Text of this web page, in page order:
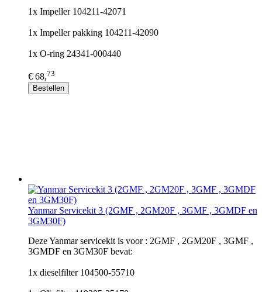
1x Impeller 104211-42071
1x Impeller pakking 104211-42090
1x O-ring 24341-000440
€ 68,73
Bestellen
Yanmar Servicekit 3 (2GMF , 2GM20F , 3GMF , 3GMDF en
3GM30F)
Deze Yanmar servicekit is voor : 2GMF , 2GM20F , 3GMF ,
3GMDF en 3GM30F bevat:
1x dieselfilter 104500-55710